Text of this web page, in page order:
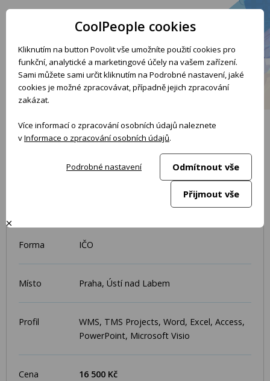
POOL
dostupných
IT kandidátů
ZPĚT PŘIDAT DO PROJEKTU
#509176 Business / Project Manager
Kompetence Project Manager
Forma IČO
Místo Praha, Ústí nad Labem
Profil
WMS, TMS Projects, Word, Excel, Access,
PowerPoint, Microsoft Visio
Cena 16 500 Kč
CoolPeople cookies
Kliknutím na button Povolit vše umožníte použití cookies pro
funkční, analytické a marketingové účely na vašem zařízení.
Sami můžete sami určit kliknutím na Podrobné nastavení, jaké
cookies je možné zpracovávat, případně jejich zpracování
zakázat.
Více informací o zpracování osobních údajů naleznete
vInformace o zpracování osobních údajů.
Podrobné nastavení Odmítnout vše
Přijmout vše